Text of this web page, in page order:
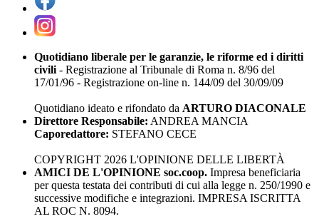
Quotidiano liberale per le garanzie, le riforme ed i diritti
civili- Registrazione al Tribunale di Roma n. 8/96 del
17/01/96 - Registrazione on-line n. 144/09 del 30/09/09
Quotidiano ideato e rifondato da ARTURO DIACONALE
Direttore Responsabile: ANDREA MANCIA
Caporedattore: STEFANO CECE
COPYRIGHT 2026 L'OPINIONE DELLE LIBERTÀ
AMICI DE L'OPINIONE soc.coop. Impresa beneficiaria
per questa testata dei contributi di cui alla legge n. 250/1990 e
successive modifiche e integrazioni. IMPRESA ISCRITTA
AL ROC N. 8094.